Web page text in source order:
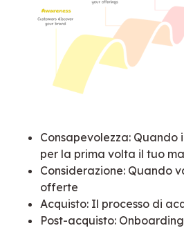
Consapevolezza: Quando
per la prima volta il tuo
Considerazione: Quando
offerte
Acquisto: Il processo di
Post-acquisto: